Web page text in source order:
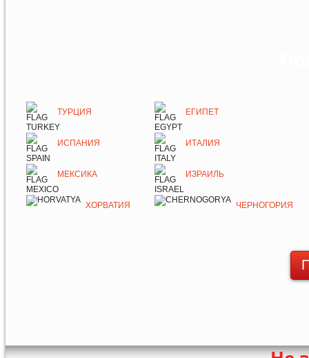
ТУРЦИЯ ЕГИПЕТ
ИСПАНИЯ ИТАЛИЯ
МЕКСИКА ИЗРАИЛЬ
ХОРВАТИЯ ЧЕРНОГОРИЯ